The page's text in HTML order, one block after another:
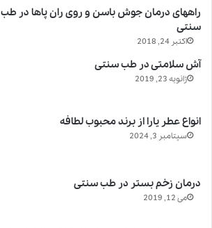
راههای درمان جوش باسن و روی ران پاها در طب
سنتی
اکتبر 24, 2018
آش سلامتی در طب سنتی
ژانویه 23, 2019
انواع عطر یارا از برند محبوب لطافه
سپتامبر 3, 2024
درمان زخم بستر در طب سنتی
می 12, 2019